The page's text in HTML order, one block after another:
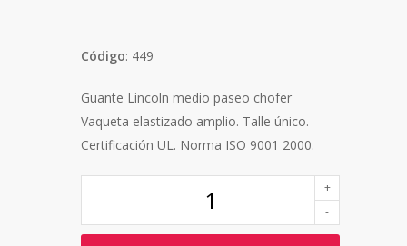
Código: 449
Guante Lincoln medio paseo chofer
Vaqueta elastizado amplio. Talle único.
Certificación UL. Norma ISO 9001 2000.